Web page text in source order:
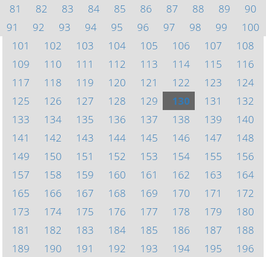
81
82 83 84 85 86 87 88 89
90
91
92 93 94 95 96 97 98 99
100
101
102 103 104 105 106 107
108
109
110 111 112 113 114 115
116
117
118 119 120 121 122 123
124
125
126 127 128 129 130 131
132
133
134 135 136 137 138 139
140
141
142 143 144 145 146 147
148
149
150 151 152 153 154 155
156
157
158 159 160 161 162 163
164
165
166 167 168 169 170 171
172
173
174 175 176 177 178 179
180
181
182 183 184 185 186 187
188
189
190 191 192 193 194 195
196